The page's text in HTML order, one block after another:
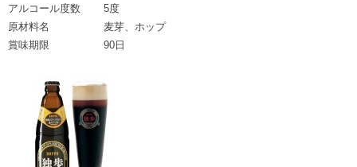
アルコール度数
5度
原材料名
麦芽、ホップ
賞味期限
90日